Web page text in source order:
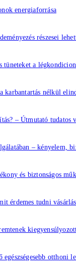
energiaforrása
részesei
a
karbantartás nélkül
– Útmutató tudatos
– kényelem,
és biztonságos
érdemes tudni
otthoni